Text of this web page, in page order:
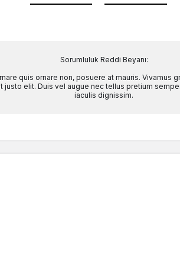
Sorumluluk Reddi Beyanı:
quis ornare non, posuere at mauris. Vivamus
justo elit. Duis vel augue nec tellus pretium
iaculis dignissim.